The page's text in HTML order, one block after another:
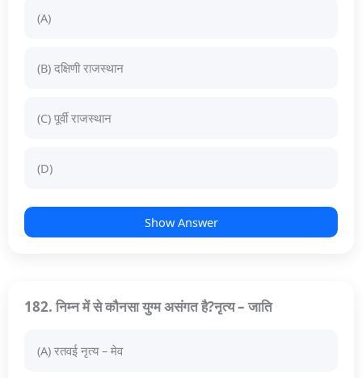
(A)
(B) दक्षिणी राजस्थान
(C) पूर्वी राजस्थान
(D)
Show Answer
182. निम्न में से कौनसा युग्म असंगत है?नृत्य – जाति
(A) रतवई नृत्य – मेव